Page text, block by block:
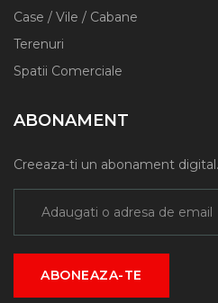
Case / Vile / Cabane
Terenuri
Spatii Comerciale
ABONAMENT
Creeaza-ti un abonament digital.
ABONEAZA-TE